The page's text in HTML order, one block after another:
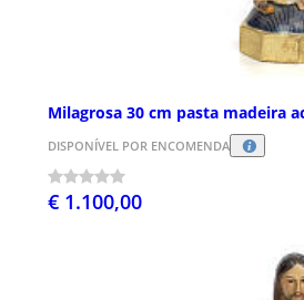
Milagrosa 30 cm pasta madeira
DISPONÍVEL POR ENCOMENDA
€ 1.100,00